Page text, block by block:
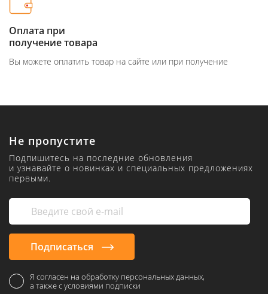
Оплата при
получение товара
Вы можете оплатить товар на сайте или при получение
Не пропустите
Подпишитесь на последние обновления
и узнавайте о новинках и специальных предложениях
первыми.
Подписаться
Я согласен на обработку персональных данных,
а также с условиями подписки